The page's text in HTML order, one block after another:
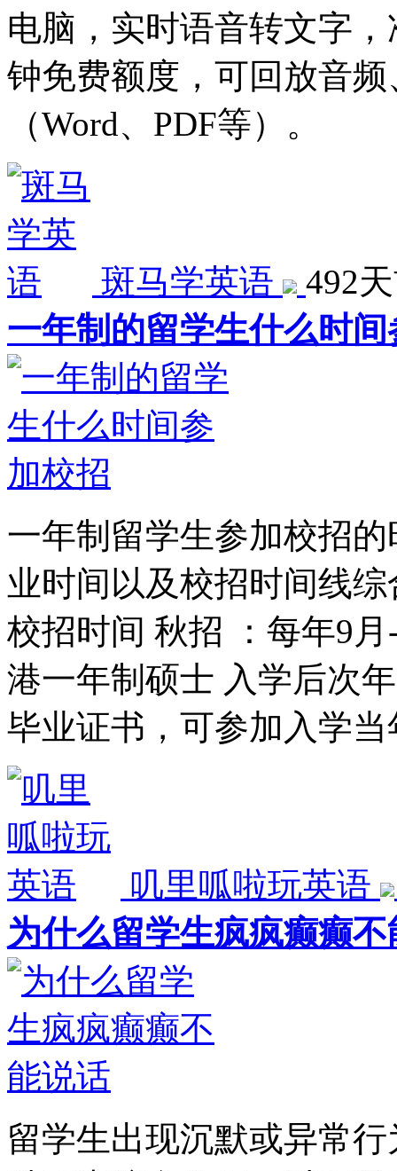
电脑，实时语音转文字
钟免费额度，可回放音
（Word、PDF等）。
斑马学英语
492
一年制的留学生什么时
一年制留学生参加校招
业时间以及校招时间线
校招时间 秋招 ：每年9
港一年制硕士 入学后次
毕业证书，可参加入学当
叽里呱啦玩英语
为什么留学生疯疯癫癫
留学生出现沉默或异常